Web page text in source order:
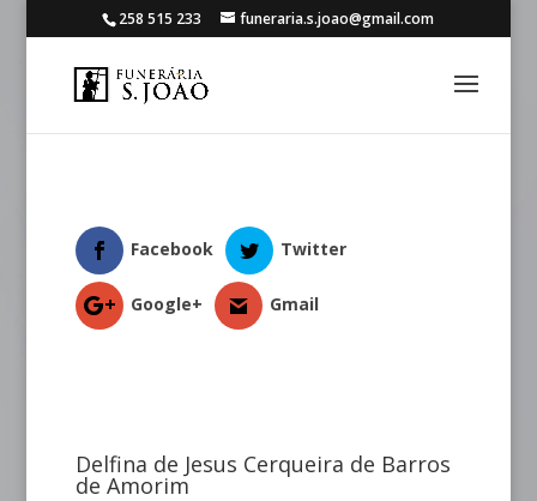
258 515 233 funeraria.s.joao@gmail.com
Facebook Twitter
Google+ Gmail
Delfina de Jesus Cerqueira de Barros
de Amorim